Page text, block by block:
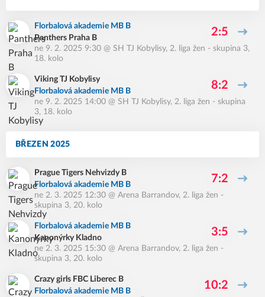
Florbalová akademie MB B
Panthers Praha B
2:5
ne 9. 2. 2025 9:30 @ SH TJ Kobylisy, 2. liga žen - skupina 3,
18. kolo
Viking TJ Kobylisy
Florbalová akademie MB B
8:2
ne 9. 2. 2025 14:00 @ SH TJ Kobylisy, 2. liga žen - skupina
3, 18. kolo
BŘEZEN 2025
Prague Tigers Nehvizdy B
Florbalová akademie MB B
7:2
ne 2. 3. 2025 12:30 @ Arena Barrandov, 2. liga žen -
skupina 3, 20. kolo
Florbalová akademie MB B
Kanonýrky Kladno
3:5
ne 2. 3. 2025 15:30 @ Arena Barrandov, 2. liga žen -
skupina 3, 20. kolo
Crazy girls FBC Liberec B
Florbalová akademie MB B
10:2